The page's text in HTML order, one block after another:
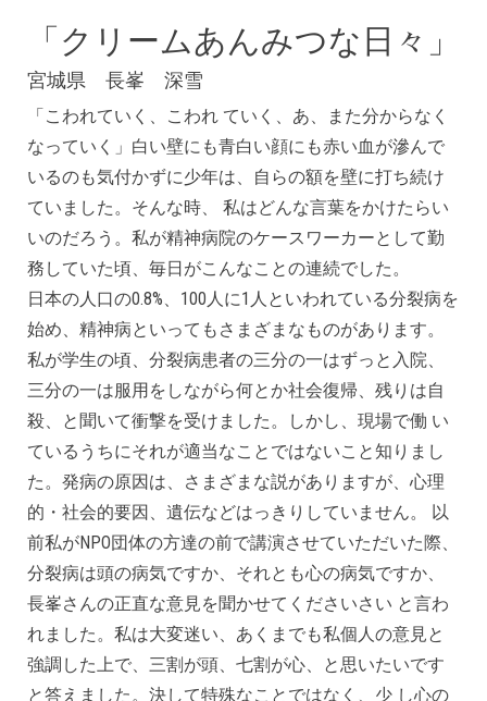
「クリームあんみつな日々」
宮城県 長峯 深雪
「こわれていく、こわれ ていく、あ、また分からなく
なっていく」白い壁にも青白い顔にも赤い血が滲んで
いるのも気付かずに少年は、自らの額を壁に打ち続け
ていました。そんな時、 私はどんな言葉をかけたらい
いのだろう。私が精神病院のケースワーカーとして勤
務していた頃、毎日がこんなことの連続でした。
日本の人口の0.8%、100人に1人といわれている分裂病を
始め、精神病といってもさまざまなものがあります。
私が学生の頃、分裂病患者の三分の一はずっと入院、
三分の一は服用をしながら何とか社会復帰、残りは自
殺、と聞いて衝撃を受けました。しかし、現場で働 い
ているうちにそれが適当なことではないこと知りまし
た。発病の原因は、さまざまな説がありますが、心理
的・社会的要因、遺伝などはっきりしていません。 以
前私がNPO団体の方達の前で講演させていただいた際、
分裂病は頭の病気ですか、それとも心の病気ですか、
長峯さんの正直な意見を聞かせてくださいさい と言わ
れました。私は大変迷い、あくまでも私個人の意見と
強調した上で、三割が頭、七割が心、と思いたいです
と答えました。決して特殊なことではなく、少 し心の